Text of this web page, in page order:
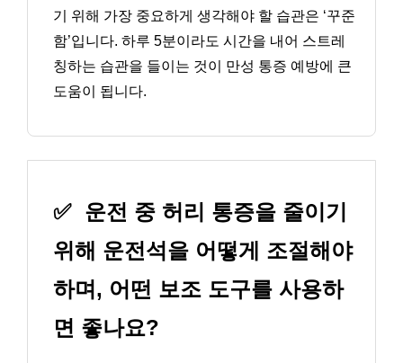
기 위해 가장 중요하게 생각해야 할 습관은 ‘꾸준
함’입니다. 하루 5분이라도 시간을 내어 스트레
칭하는 습관을 들이는 것이 만성 통증 예방에 큰
도움이 됩니다.
✅ 운전 중 허리 통증을 줄이기
위해 운전석을 어떻게 조절해야
하며, 어떤 보조 도구를 사용하
면 좋나요?